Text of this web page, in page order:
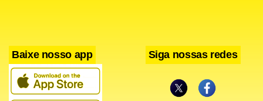
Baixe nosso app Siga nossas redes